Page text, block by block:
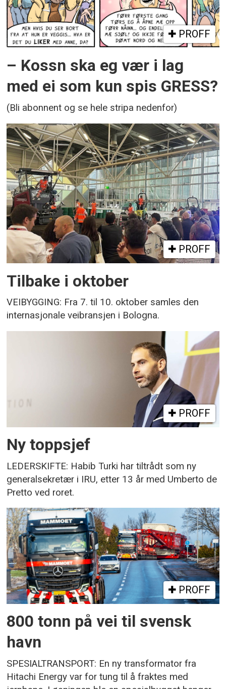
PROFF
– Kossn ska eg vær i lag
med ei som kun spis GRESS?
(Bli abonnent og se hele stripa nedenfor)
PROFF
Tilbake i oktober
VEIBYGGING: Fra 7. til 10. oktober samles den
internasjonale veibransjen i Bologna.
PROFF
Ny toppsjef
LEDERSKIFTE: Habib Turki har tiltrådt som ny
generalsekretær i IRU, etter 13 år med Umberto de
Pretto ved roret.
PROFF
800 tonn på vei til svensk
havn
SPESIALTRANSPORT: En ny transformator fra
Hitachi Energy var for tung til å fraktes med